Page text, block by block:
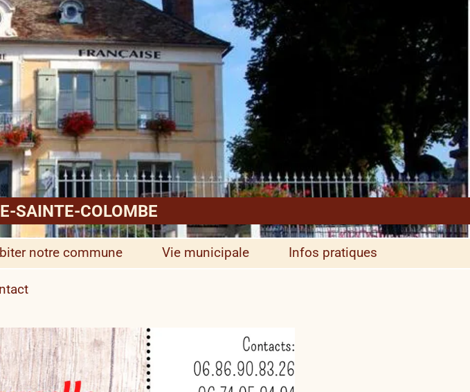
notre commune Vie municipale Infos pratiques
SAINTE-COLOMBE